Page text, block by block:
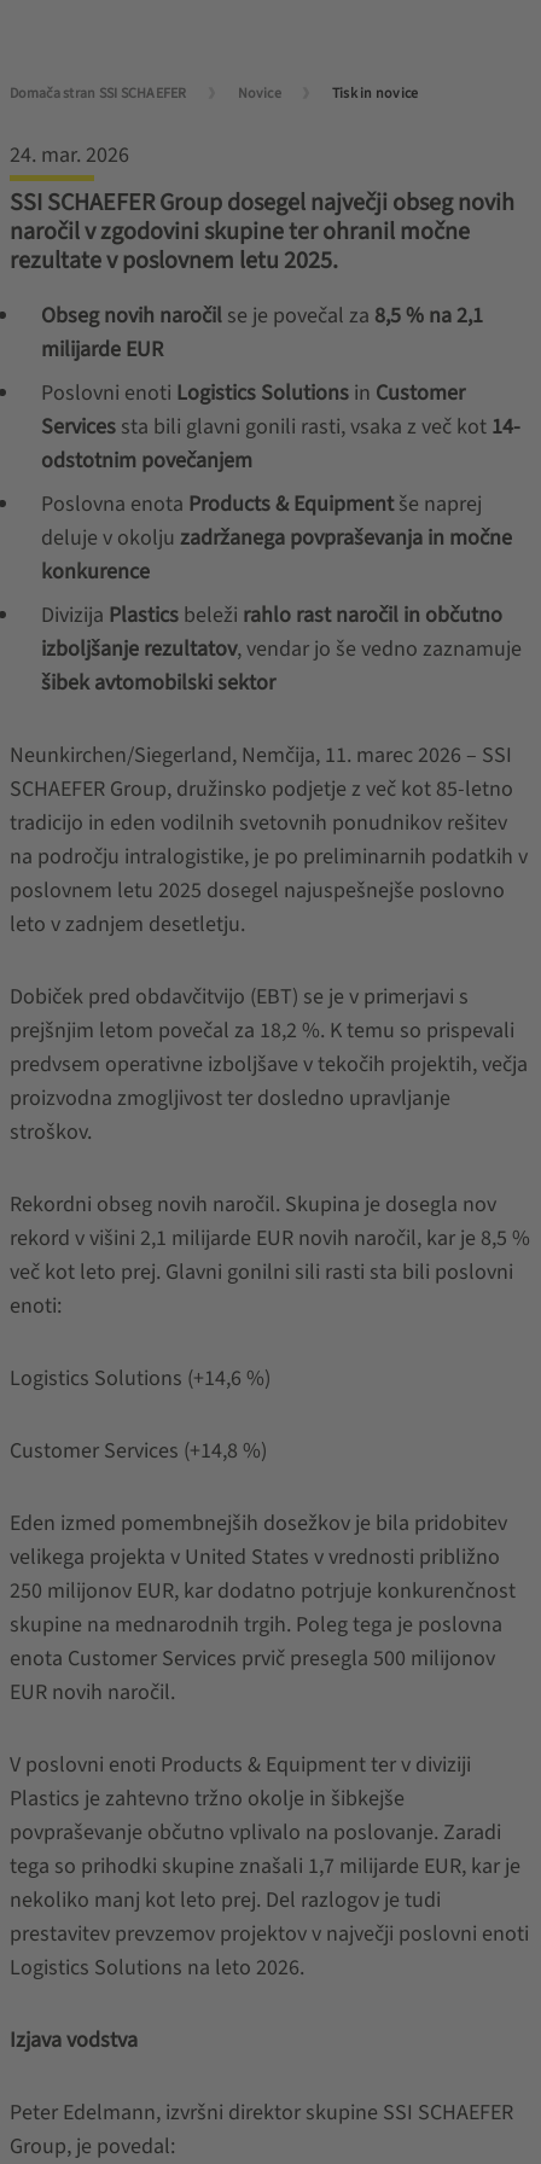
Domača stran SSI SCHAEFER Novice Tisk in novice
24. mar. 2026
SSI SCHAEFER Group dosegel največji obseg novih
naročil v zgodovini skupine ter ohranil močne
rezultate v poslovnem letu 2025.
Obseg novih naročilse je povečal za 8,5 % na 2,1
milijarde EUR
Poslovni enoti Logistics Solutionsin Customer
Servicessta bili glavni gonili rasti, vsaka z več kot 14-
odstotnim povečanjem
Poslovna enota Products & Equipmentše naprej
deluje v okolju zadržanega povpraševanja in močne
konkurence
Divizija Plasticsbeleži rahlo rast naročil in občutno
izboljšanje rezultatov, vendar jo še vedno zaznamuje
šibek avtomobilski sektor
Neunkirchen/Siegerland, Nemčija, 11. marec 2026 – SSI
SCHAEFER Group, družinsko podjetje z več kot 85-letno
tradicijo in eden vodilnih svetovnih ponudnikov rešitev
na področju intralogistike, je po preliminarnih podatkih v
poslovnem letu 2025 dosegel najuspešnejše poslovno
leto v zadnjem desetletju.
Dobiček pred obdavčitvijo (EBT) se je v primerjavi s
prejšnjim letom povečal za 18,2 %. K temu so prispevali
predvsem operativne izboljšave v tekočih projektih, večja
proizvodna zmogljivost ter dosledno upravljanje
stroškov.
Rekordni obseg novih naročil. Skupina je dosegla nov
rekord v višini 2,1 milijarde EUR novih naročil, kar je 8,5 %
več kot leto prej. Glavni gonilni sili rasti sta bili poslovni
enoti:
Logistics Solutions (+14,6 %)
Customer Services (+14,8 %)
Eden izmed pomembnejših dosežkov je bila pridobitev
velikega projekta v United States v vrednosti približno
250 milijonov EUR, kar dodatno potrjuje konkurenčnost
skupine na mednarodnih trgih. Poleg tega je poslovna
enota Customer Services prvič presegla 500 milijonov
EUR novih naročil.
V poslovni enoti Products & Equipment ter v diviziji
Plastics je zahtevno tržno okolje in šibkejše
povpraševanje občutno vplivalo na poslovanje. Zaradi
tega so prihodki skupine znašali 1,7 milijarde EUR, kar je
nekoliko manj kot leto prej. Del razlogov je tudi
prestavitev prevzemov projektov v največji poslovni enoti
Logistics Solutions na leto 2026.
Izjava vodstva
Peter Edelmann, izvršni direktor skupine SSI SCHAEFER
Group, je povedal: